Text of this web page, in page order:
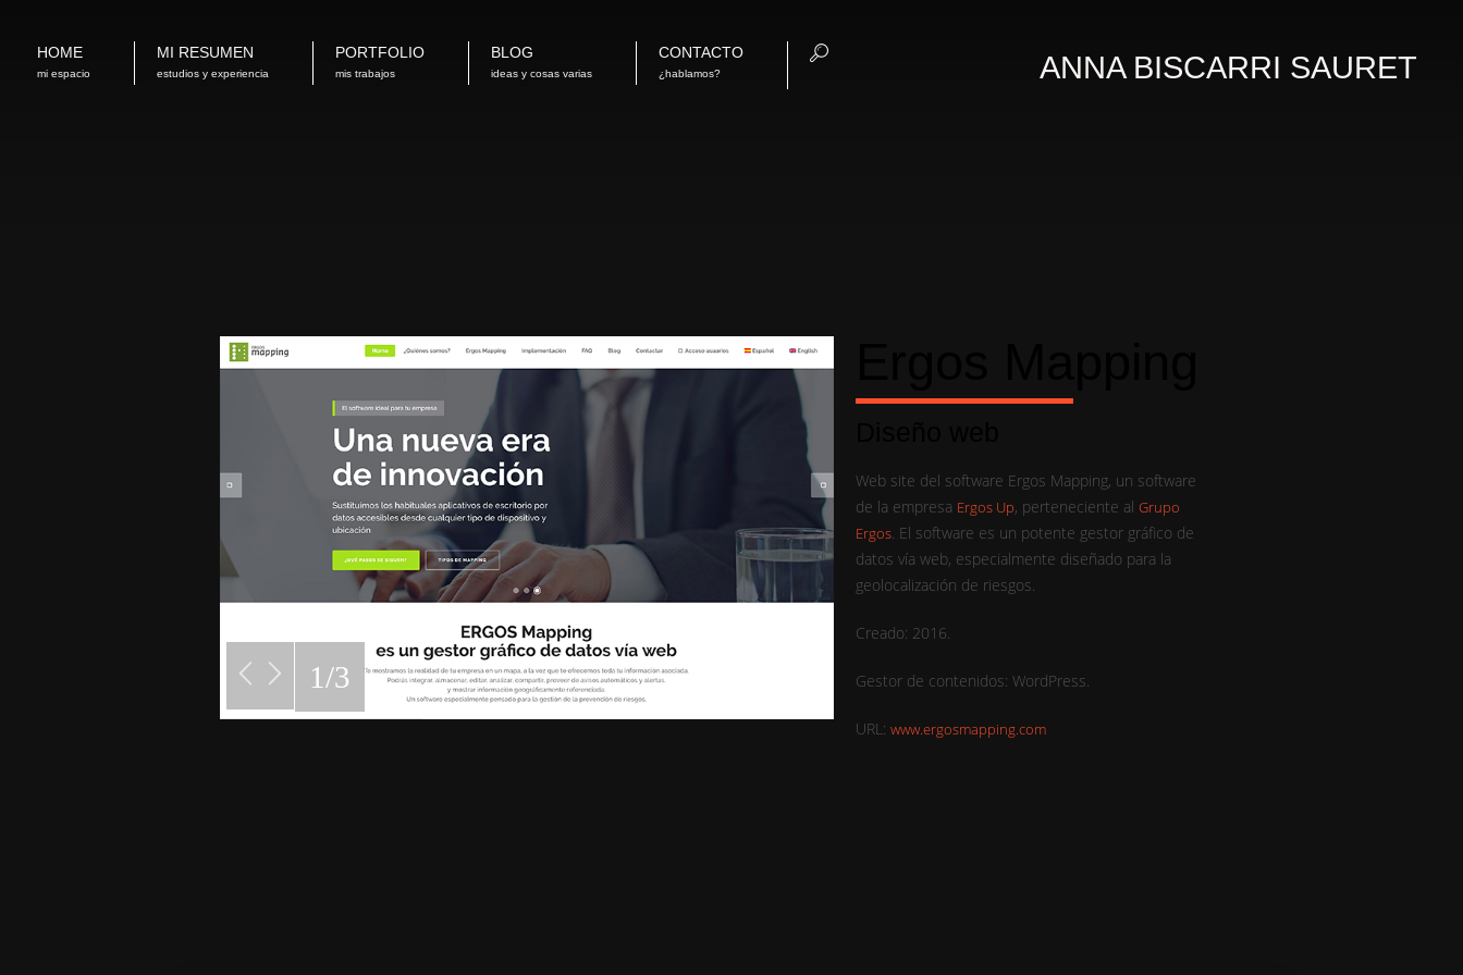
ANNA BISCARRI SAURET
HOME
mi espacio
MI RESUMEN
estudios y experiencia
PORTFOLIO
mis trabajos
BLOG
ideas y cosas varias
CONTACTO
¿hablamos?
1/3
Web site del software Ergos Mapping, un software
de la empresa Ergos Up, perteneciente al Grupo
Ergos. El software es un potente gestor gráfico de
datos vía web, especialmente diseñado para la
geolocalización de riesgos.
Creado: 2016.
Gestor de contenidos: WordPress.
URL: www.ergosmapping.com